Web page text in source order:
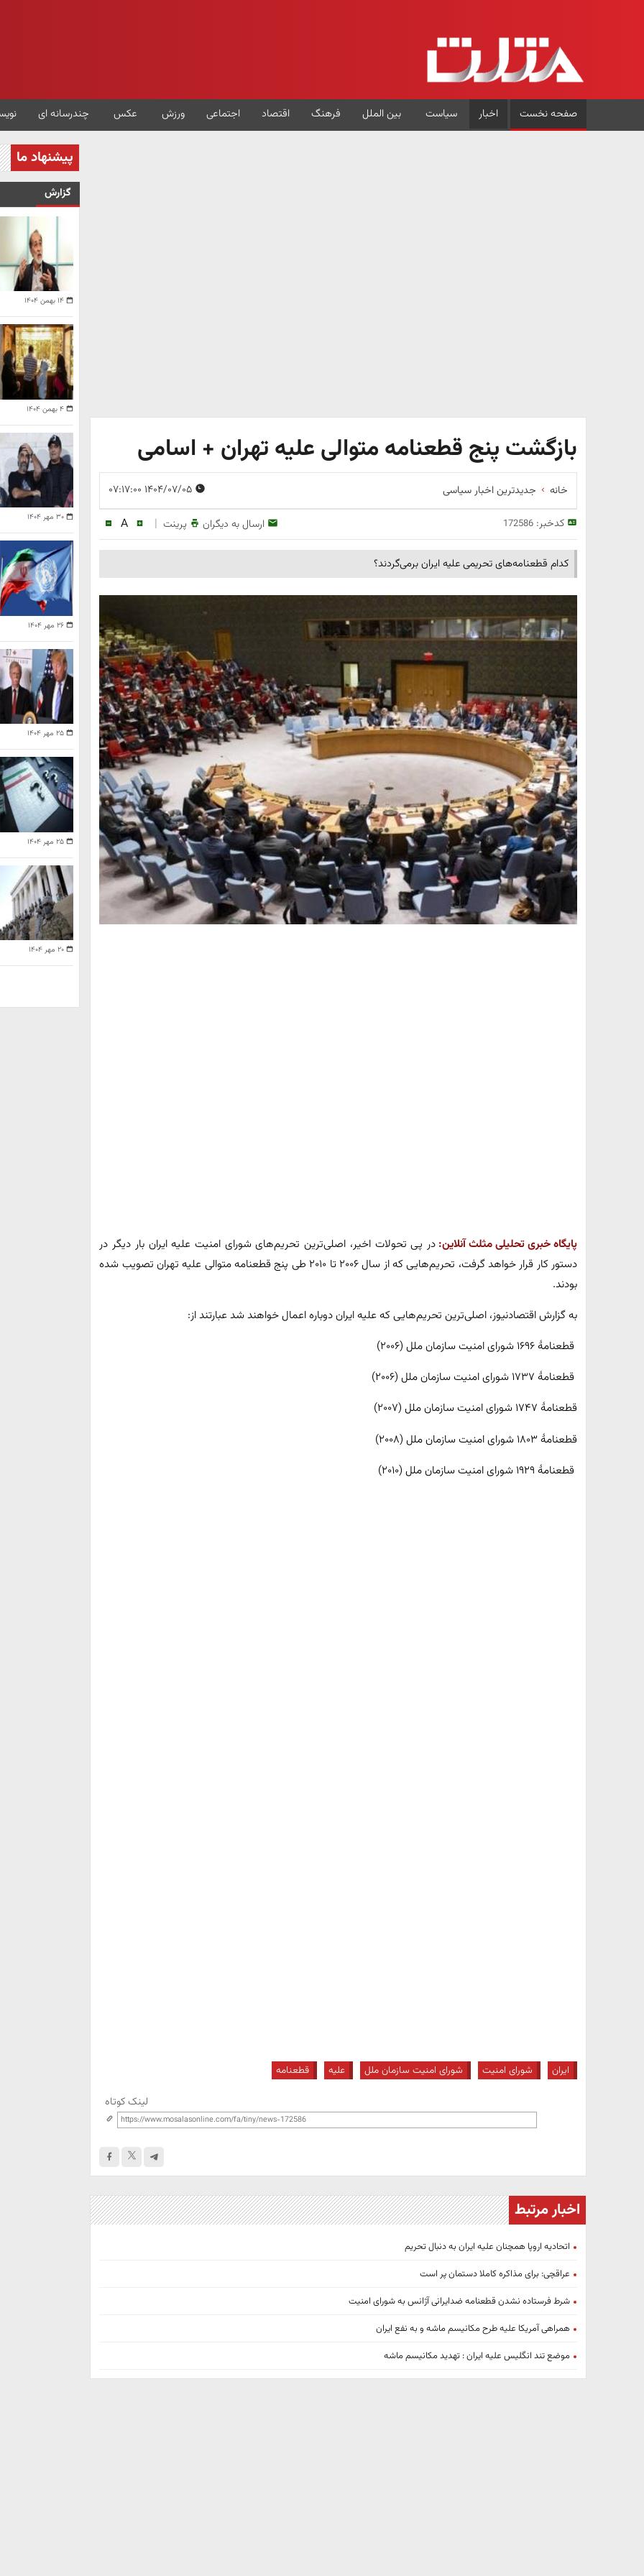
صفحه نخست اخبار سیاست بین الملل فرهنگ اقتصاد اجتماعی ورزش عکس چندرسانه ای
بازگشت پنج قطعنامه متوالی علیه تهران + اسامی
خانه جدیدترین اخبار سیاسی
کدخبر:172586 ارسال به دیگران پرینت |
A
کدام قطعنامه‌های تحریمی علیه ایران برمی‌گردند؟
پایگاه خبری تحلیلی مثلث آنلاین: در پی تحولات اخیر، اصلی‌ترین تحریم‌های شورای امنیت علیه ایران بار دیگر در
دستور کار قرار خواهد گرفت، تحریم‌هایی که از سال ۲۰۰۶ تا ۲۰۱۰ طی پنج قطعنامه متوالی علیه تهران تصویب شده
بودند.
به گزارش اقتصادنیوز، اصلی‌ترین تحریم‌هایی که علیه ایران دوباره اعمال خواهند شد عبارتند از:
قطعنامهٔ ۱۶۹۶ شورای امنیت سازمان ملل (۲۰۰۶)
قطعنامهٔ ۱۷۳۷ شورای امنیت سازمان ملل (۲۰۰۶)
قطعنامهٔ ۱۷۴۷ شورای امنیت سازمان ملل (۲۰۰۷)
قطعنامهٔ ۱۸۰۳ شورای امنیت سازمان ملل (۲۰۰۸)
قطعنامهٔ ۱۹۲۹ شورای امنیت سازمان ملل (۲۰۱۰)
ایران شورای امنیت شورای امنیت سازمان ملل علیه قطعنامه
لینک کوتاه
اخبار مرتبط
اتحادیه اروپا همچنان علیه ایران به دنبال تحریم
عراقچی: برای مذاکره کاملا دستمان پر است
شرط فرستاده نشدن قطعنامه ضدایرانی آژانس به شورای امنیت
همراهی آمریکا علیه طرح مکانیسم ماشه و به نفع ایران
موضع تند انگلیس علیه ایران : تهدید مکانیسم ماشه
پیشنهاد ما
گزارش
۱۴ بهمن ۱۴۰۴
۴ بهمن ۱۴۰۴
۳۰ مهر ۱۴۰۴
۲۶ مهر ۱۴۰۴
۲۵ مهر ۱۴۰۴
۲۵ مهر ۱۴۰۴
۲۰ مهر ۱۴۰۴